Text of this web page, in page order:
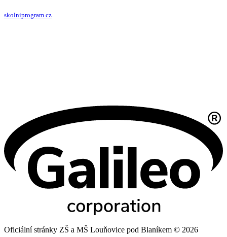
skolniprogram.cz
Oficiální stránky ZŠ a MŠ Louňovice pod Blaníkem © 2026